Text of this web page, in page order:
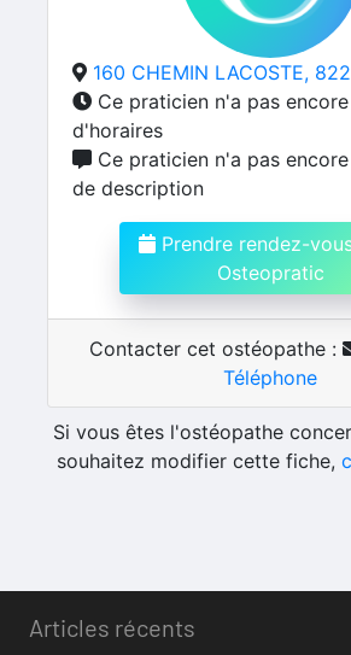
160 CHEMIN LACOSTE,
Ce praticien n'a pas
d'horaires
Ce praticien n'a pas
de description
Prendre rendez-
Osteopratic
Contacter cet ostéopathe :
Téléphone
Si vous êtes l'ostéopathe
souhaitez modifier cette fiche,
Articles récents